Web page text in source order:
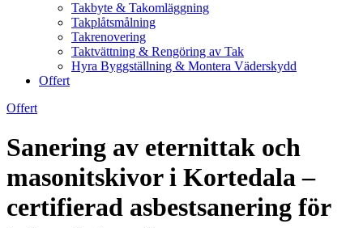
Takbyte & Takomläggning
Takplåtsmålning
Takrenovering
Taktvättning & Rengöring av Tak
Hyra Byggställning & Montera Väderskydd
Offert
Offert
Sanering av eternittak och
masonitskivor i Kortedala –
certifierad asbestsanering för